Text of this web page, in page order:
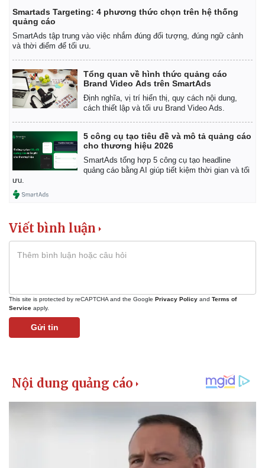
Bất động sản
Khởi nghiệp
Thị trường
Giá vàng
Tiêu dùng
Smartads Targeting: 4 phương thức chọn trên hệ thống
quảng cáo
SmartAds tập trung vào việc nhắm đúng đối tượng, đúng ngữ cảnh
và thời điểm để tối ưu.
Tổng quan về hình thức quảng cáo
Brand Video Ads trên SmartAds
Định nghĩa, vị trí hiển thị, quy cách nội dung,
cách thiết lập và tối ưu Brand Video Ads.
5 công cụ tạo tiêu đề và mô tả quảng cáo
cho thương hiệu 2026
SmartAds tổng hợp 5 công cụ tạo headline
quảng cáo bằng AI giúp tiết kiệm thời gian và tối
ưu.
Viết bình luận
This site is protected by reCAPTCHA and the Google Privacy Policy and Terms of
Service apply.
Gửi tin